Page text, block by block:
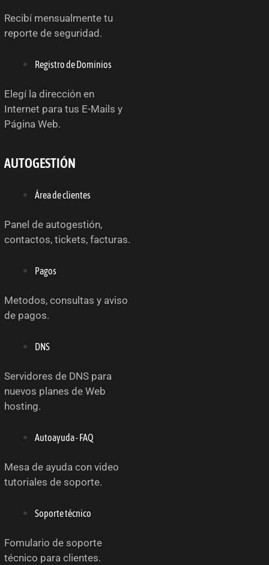
Recibí mensualmente tu
reporte de seguridad.
Registro de Dominios
Elegí la dirección en
Internet para tus E-Mails y
Página Web.
AUTOGESTIÓN
Área de clientes
Panel de autogestión,
contactos, tickets, facturas.
Pagos
Metodos, consultas y aviso
de pagos.
DNS
Servidores de DNS para
nuevos planes de Web
hosting.
Autoayuda - FAQ
Mesa de ayuda con video
tutoriales de soporte.
Soporte técnico
Fomulario de soporte
técnico para clientes.